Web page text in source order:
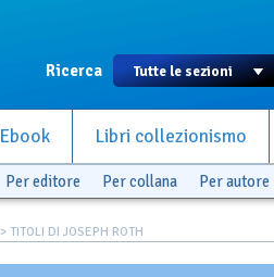
Ricerca
Ebook Libri collezionismo
Per editore Per collana Per autore
> TITOLI DI JOSEPH ROTH